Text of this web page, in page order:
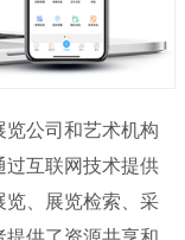
公司和艺术机构
过互联网技术提供
览、展览检索、采